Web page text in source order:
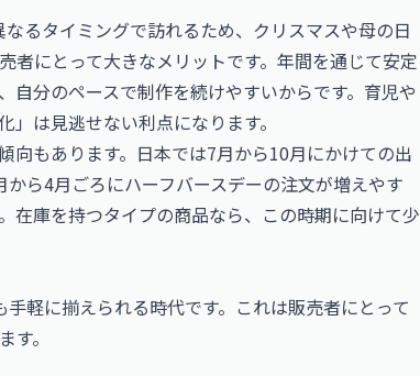
るタイミングで訪れるため、クリスマスや母の日
者にとって大きなメリットです。年間を通じて安定
自分のペースで制作を続けやすいからです。育児や
は見逃せない利点になります。
向もあります。日本では7月から10月にかけての出
ら4月ごろにハーフバースデーの注文が増えやす
在庫を持つタイプの商品なら、この時期に向けて少
軽に揃えられる時代です。これは販売者にとって
。